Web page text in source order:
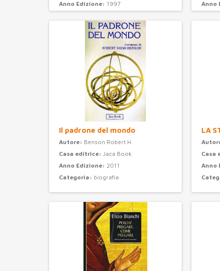
Anno Edizione: 1997
Anno
Il padrone del mondo
Autore: Benson Robert H.
Casa editrice: Jaca Book
Anno Edizione: 2011
Categoria: biografia
LA
Casa
Anno